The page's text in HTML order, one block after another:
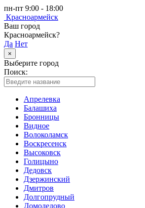
пн-пт 9:00 - 18:00
Красноармейск
Ваш город
Красноармейск?
Да Нет
×
Выберите город
Поиск:
Апрелевка
Балашиха
Бронницы
Видное
Волоколамск
Воскресенск
Высоковск
Голицыно
Дедовск
Дзержинский
Дмитров
Долгопрудный
Домодедово